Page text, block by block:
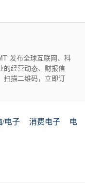
发布全球互联网、科
的经营动态、财报信
扫描二维码，立即订
/电子 消费电子
电